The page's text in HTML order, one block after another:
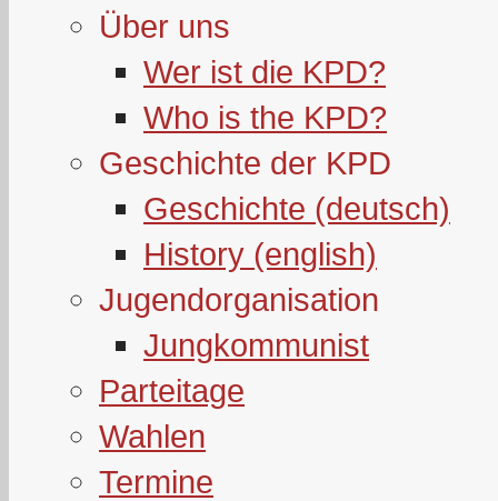
Über uns
Wer ist die KPD?
Who is the KPD?
Geschichte der KPD
Geschichte (deutsch)
History (english)
Jugendorganisation
Jungkommunist
Parteitage
Wahlen
Termine